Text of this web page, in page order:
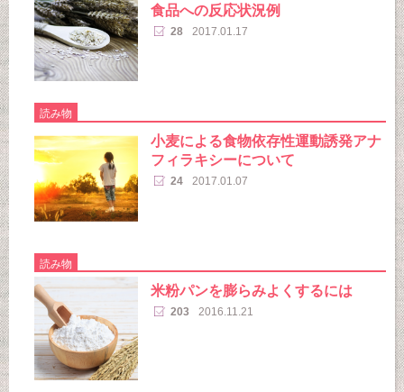
食品への反応状況例
28 2017.01.17
読み物
小麦による食物依存性運動誘発アナ
フィラキシーについて
24 2017.01.07
読み物
米粉パンを膨らみよくするには
203 2016.11.21